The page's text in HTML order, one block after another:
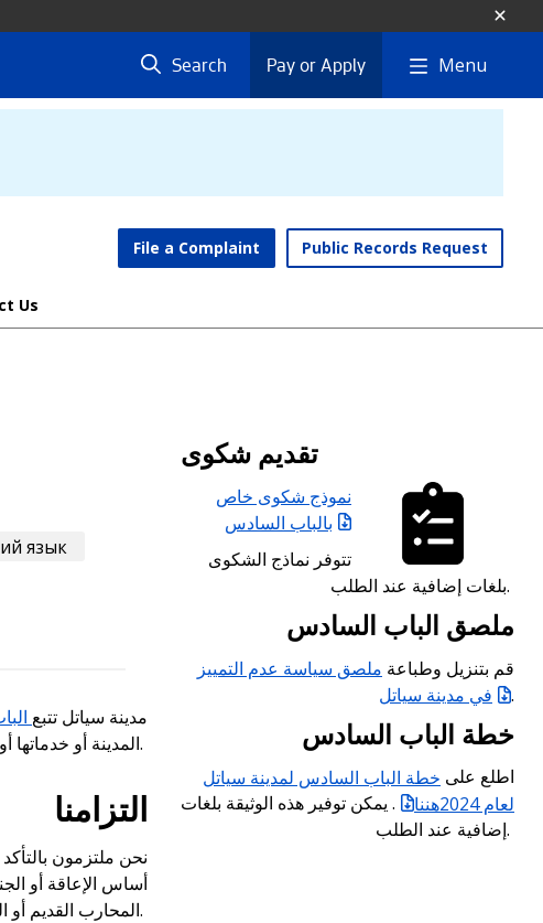
Search Pay or Apply Menu
File a Complaint Public Records Request
Us
язык
مدينة سياتل تتبع
المدينة أو خدماتها أو أنشطتها التي تتلقى أموالاً فيدرالية.
التزامنا
نحن ملتزمون
أساس الإعاقة أو
المحارب القديم أو العسكري أو الرضاعة الطبيعية في الأماكن العامة أو استخدام حيوان مساعد في الأماكن العامة.
تقديم شكوى
نموذج شكوى خاص
بالباب السادس
تتوفر نماذج الشكوى
بلغات إضافية عند الطلب.
ملصق الباب السادس
قم بتنزيل وطباعة ملصق سياسة عدم التمييز
في مدينة سياتل
.
خطة الباب السادس
اطلع على خطة الباب السادس لمدينة سياتل
لعام 2024هننا
. يمكن توفير هذه الوثيقة بلغات
إضافية عند الطلب.